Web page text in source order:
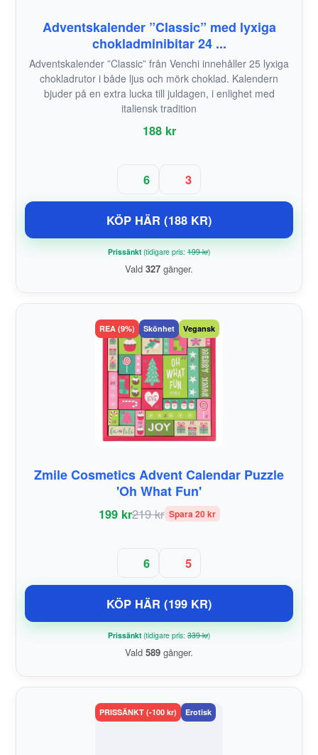
Adventskalender ”Classic” med lyxiga
chokladminibitar 24 ...
Adventskalender ”Classic” från Venchi innehåller 25 lyxiga
chokladrutor i både ljus och mörk choklad. Kalendern
bjuder på en extra lucka till juldagen, i enlighet med
italiensk tradition
188 kr
6 3
KÖP HÄR (188 KR)
Prissänkt(tidigare pris: 199 kr)
Vald 327 gånger.
REA (9%) Skönhet Vegansk
Zmile Cosmetics Advent Calendar Puzzle
'Oh What Fun'
199 kr219 kr Spara 20 kr
6 5
KÖP HÄR (199 KR)
Prissänkt(tidigare pris: 339 kr)
Vald 589 gånger.
PRISSÄNKT (-100 kr) Erotisk